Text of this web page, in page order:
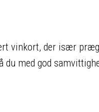
vinkort, der især
med god